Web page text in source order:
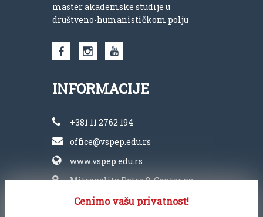
master akademske studije u
društveno-humanističkom polju
INFORMACIJE
+381 11 2762 194
office@vspep.edu.rs
www.vspep.edu.rs
Mitropolita Petra 8, Centar za
kulturu „Vlada Divljan“
Cenimo vašu privatnost!